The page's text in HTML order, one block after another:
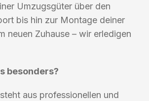
Umzugsgüter über den
bis hin zur Montage deiner
neuen Zuhause – wir erledigen
besonders?
aus professionellen und